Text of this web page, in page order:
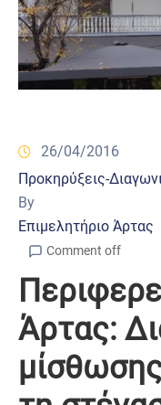
26/04/2016
Προκηρύξεις-
By
Επιμελητήριο Άρτας
Comment off
Άρτας: